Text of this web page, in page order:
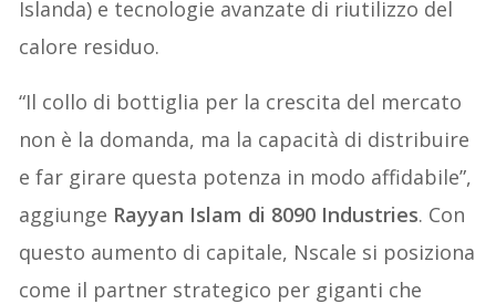
Islanda) e tecnologie avanzate di riutilizzo del
calore residuo.
“Il collo di bottiglia per la crescita del mercato
non è la domanda, ma la capacità di distribuire
e far girare questa potenza in modo affidabile”,
aggiunge Rayyan Islam di 8090 Industries. Con
questo aumento di capitale, Nscale si posiziona
come il partner strategico per giganti che